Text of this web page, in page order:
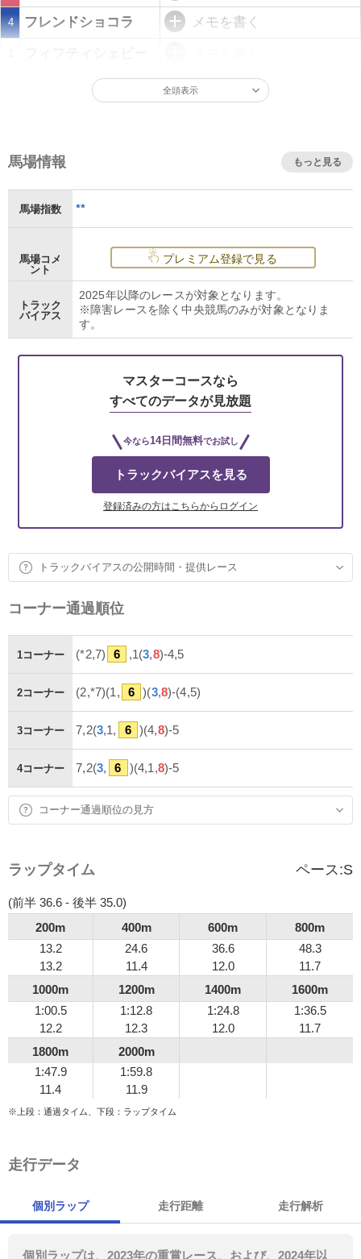
4 フレンドショコラ メモを書く
全頭表示
馬場情報 もっと見る
馬場指数 **
馬場コメ
ント
プレミアム登録で見る
トラック
バイアス
2025年以降のレースが対象となります。
※障害レースを除く中央競馬のみが対象となりま
す。
マスターコースなら
すべてのデータが見放題
今なら14日間無料でお試し
トラックバイアスを見る
登録済みの方はこちらからログイン
トラックバイアスの公開時間・提供レース
コーナー通過順位
1コーナー (*2,7) 6 ,1(3,8)-4,5
2コーナー (2,*7)(1, 6 )(3,8)-(4,5)
3コーナー 7,2(3,1, 6 )(4,8)-5
4コーナー 7,2(3, 6 )(4,1,8)-5
コーナー通過順位の見方
ラップタイム ペース:S
(前半 36.6 - 後半 35.0)
200m
400m 600m
800m
13.2
13.2
24.6
11.4
36.6
12.0
48.3
11.7
1000m
1200m 1400m
1600m
1:00.5
12.2
1:12.8
12.3
1:24.8
12.0
1:36.5
11.7
1800m
2000m
1:47.9
11.4
1:59.8
11.9
※上段：通過タイム、下段：ラップタイム
走行データ
個別ラップ 走行距離 走行解析
個別ラップは、2023年の重賞レース、および、2024年以